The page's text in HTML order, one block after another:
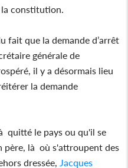
la constitution.
fait que la demande d’arrêt
générale de
il y a désormais lieu
la demande
quitté le pays ou qu'il se
père, là où s'attroupent des
dressée, Jacques